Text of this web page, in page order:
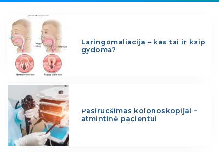
Laringomaliacija – kas tai ir kaip
gydoma?
Pasiruošimas kolonoskopijai –
atmintinė pacientui